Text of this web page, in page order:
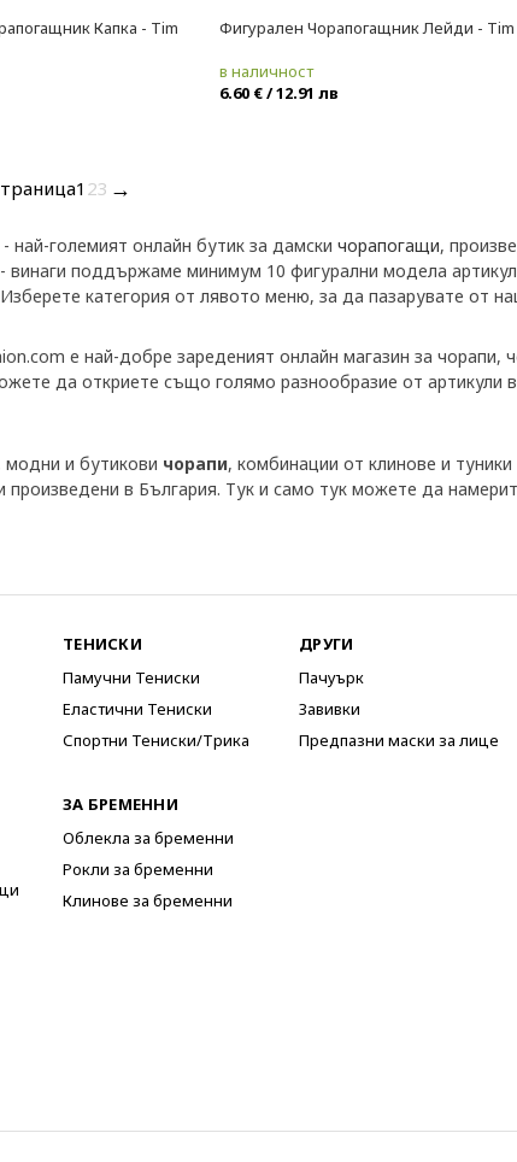
Капка - Tim
Фигурален Чорапогащник Лейди -
в наличност
6.60 € / 12.91 лв
1 23 →
най-големият онлайн бутик за дамски чорапогащи,
поддържаме минимум 10 фигурални модела
категория от лявото меню, за да пазарувате от
е най-добре зареденият онлайн магазин за чорапи,
да откриете също голямо разнообразие от артикули
модни и бутикови чорапи, комбинации от клинове и
в България. Тук и само тук можете да
ТЕНИСКИ
Памучни Тениски
Еластични Тениски
Спортни Тениски/Трика
ЗА БРЕМЕННИ
Облекла за бременни
Рокли за бременни
Клинове за бременни
ДРУГИ
Пачуърк
Завивки
Предпазни маски за лице